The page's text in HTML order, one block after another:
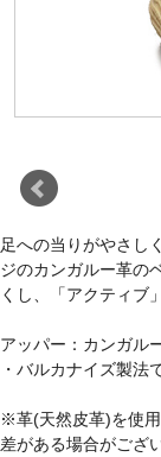
足への当りがやさし
ジのカンガルー革の
くし、「アクティブ
アッパー：カンガル
・バルカナイズ製法
※革(天然皮革)を使
差がある場合がござ